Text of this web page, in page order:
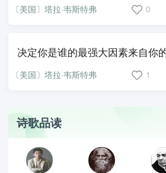
〔美国〕塔拉·韦斯特弗 0
决定你是谁的最强大因素来自你
〔美国〕塔拉·韦斯特弗 1
诗歌品读